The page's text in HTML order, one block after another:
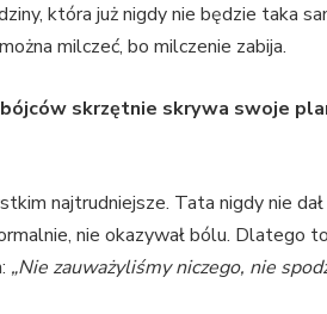
która już nigdy nie będzie taka
milczeć, bo milczenie zabija.
skrzętnie skrywa swoje
najtrudniejsze. Tata nigdy nie dał
nie okazywał bólu. Dlatego
„Nie zauważyliśmy niczego, nie